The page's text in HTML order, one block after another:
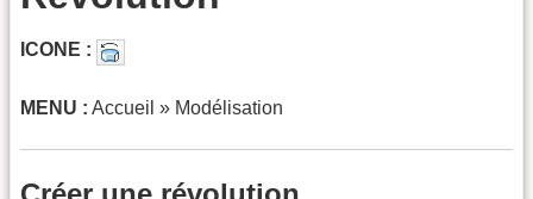
ICONE :
MENU : Accueil » Modélisation